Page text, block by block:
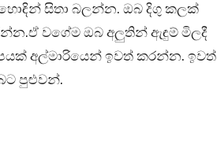
හොඳින් සිතා බලන්න. ඔබ දිගු කලක්
වගේම ඔබ අලුතින් ඇඳුම් මිලදී
අල්මාරියෙන් ඉවත් කරන්න. ඉවත්
පුළුවන්.